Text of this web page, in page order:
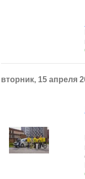
вторник, 15 апреля